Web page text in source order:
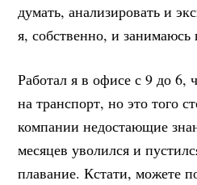
думать, анализировать и
я, собственно, и занимаюсь
Работал я в офисе с 9 до 6,
на транспорт, но это того
компании недостающие
месяцев уволился и
плавание. Кстати, можете